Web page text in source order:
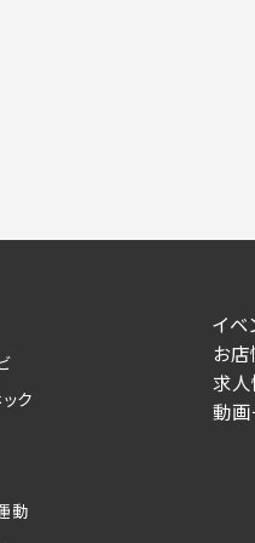
募フォームより直接取得した
しくは電磁的な方法（本サ
様がネット予約フォームよ
目的
が予約申し込みを行った店
絡・情報提供
する個人情報の項目
ク
動
イベ
お
求
動